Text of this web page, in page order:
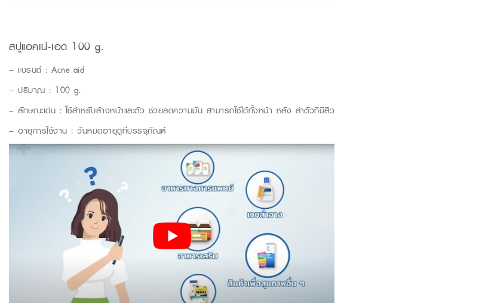
สบู่แอคเน่-เอด 100 g.
– แบรนด์ : Acne aid
– ปริมาณ : 100 g.
– ลักษณะเด่น : ใช้สำหรับล้างหน้าและตัว ช่วยลดความมัน สามารถใช้ได้ทั้งหน้า หลัง ลำตัวที่มีสิว
– อายุการใช้งาน : วันหมดอายุดูที่บรรจุภัณฑ์